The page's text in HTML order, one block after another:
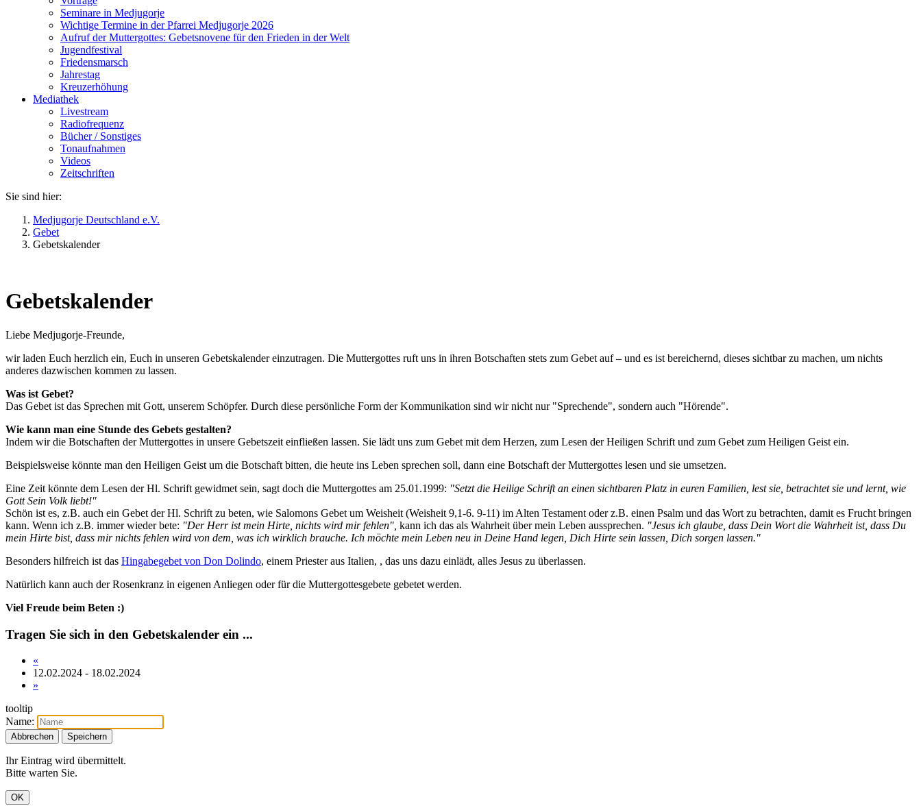
Seminare in Medjugorje
Wichtige Termine in der Pfarrei Medjugorje 2026
Aufruf der Muttergottes: Gebetsnovene für den Frieden in der Welt
Jugendfestival
Friedensmarsch
Jahrestag
Kreuzerhöhung
Mediathek
Livestream
Radiofrequenz
Bücher / Sonstiges
Tonaufnahmen
Videos
Zeitschriften
Sie sind hier:
Medjugorje Deutschland e.V.
Gebet
Gebetskalender
Gebetskalender
Liebe Medjugorje-Freunde,
wir laden Euch herzlich ein, Euch in unseren Gebetskalender einzutragen. Die Muttergottes ruft uns in ihren Botschaften stets zum Gebet auf – und es ist bereichernd, dieses sichtbar zu machen, um nichts
anderes dazwischen kommen zu lassen.
Was ist Gebet?
Das Gebet ist das Sprechen mit Gott, unserem Schöpfer. Durch diese persönliche Form der Kommunikation sind wir nicht nur "Sprechende", sondern auch "Hörende".
Wie kann man eine Stunde des Gebets gestalten?
Indem wir die Botschaften der Muttergottes in unsere Gebetszeit einfließen lassen. Sie lädt uns zum Gebet mit dem Herzen, zum Lesen der Heiligen Schrift und zum Gebet zum Heiligen Geist ein.
Beispielsweise könnte man den Heiligen Geist um die Botschaft bitten, die heute ins Leben sprechen soll, dann eine Botschaft der Muttergottes lesen und sie umsetzen.
Eine Zeit könnte dem Lesen der Hl. Schrift gewidmet sein, sagt doch die Muttergottes am 25.01.1999: "Setzt die Heilige Schrift an einen sichtbaren Platz in euren Familien, lest sie, betrachtet sie und lernt, wie
Gott Sein Volk liebt!"
Schön ist es, z.B. auch ein Gebet der Hl. Schrift zu beten, wie Salomons Gebet um Weisheit (Weisheit 9,1-6. 9-11) im Alten Testament oder z.B. einen Psalm und das Wort zu betrachten, damit es Frucht bringen
kann. Wenn ich z.B. immer wieder bete: "Der Herr ist mein Hirte, nichts wird mir fehlen", kann ich das als Wahrheit über mein Leben aussprechen. "Jesus ich glaube, dass Dein Wort die Wahrheit ist, dass Du
mein Hirte bist, dass mir nichts fehlen wird von dem, was ich wirklich brauche. Ich möchte mein Leben neu in Deine Hand legen, Dich Hirte sein lassen, Dich sorgen lassen."
Besonders hilfreich ist das Hingabegebet von Don Dolindo, einem Priester aus Italien, , das uns dazu einlädt, alles Jesus zu überlassen.
Natürlich kann auch der Rosenkranz in eigenen Anliegen oder für die Muttergottesgebete gebetet werden.
Viel Freude beim Beten :)
Tragen Sie sich in den Gebetskalender ein ...
«
12.02.2024 - 18.02.2024
»
tooltip
Name:
Abbrechen Speichern
Ihr Eintrag wird übermittelt.
Bitte warten Sie.
OK